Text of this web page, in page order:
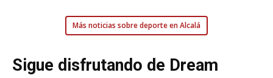
Más noticias sobre deporte en Alcalá
Sigue disfrutando de Dream